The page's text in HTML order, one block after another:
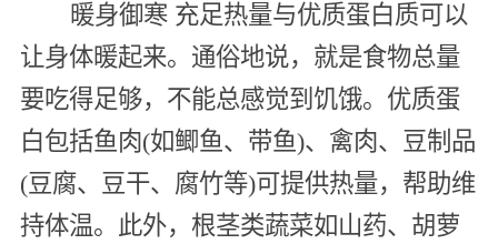
暖身御寒 充足热量与优质蛋白质可以
让身体暖起来。通俗地说，就是食物总量
要吃得足够，不能总感觉到饥饿。优质蛋
白包括鱼肉(如鲫鱼、带鱼)、禽肉、豆制品
(豆腐、豆干、腐竹等)可提供热量，帮助维
持体温。此外，根茎类蔬菜如山药、胡萝